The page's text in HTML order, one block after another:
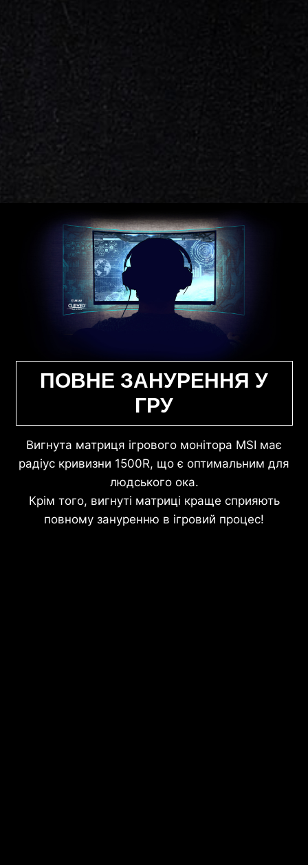
ПОВНЕ ЗАНУРЕННЯ У
ГРУ
Вигнута матриця ігрового монітора MSI має
радіус кривизни 1500R, що є оптимальним для
людського ока.
Крім того, вигнуті матриці краще сприяють
повному зануренню в ігровий процес!